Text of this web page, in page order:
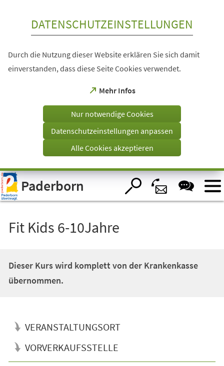
Visuelle
Assistenzsoftware
öffnen.
DATENSCHUTZEINSTELLUNGEN
Durch die Nutzung dieser Website erklären Sie sich damit
einverstanden, dass diese Seite Cookies verwendet.
Mehr Infos
(Öffnet
einem
Tab)
Nur notwendige Cookies
Datenschutzeinstellungen anpassen
Alle Cookies akzeptieren
Paderborn
Fit Kids 6-10Jahre
Dieser Kurs wird komplett von der Krankenkasse
übernommen.
VERANSTALTUNGSORT
VORVERKAUFSSTELLE